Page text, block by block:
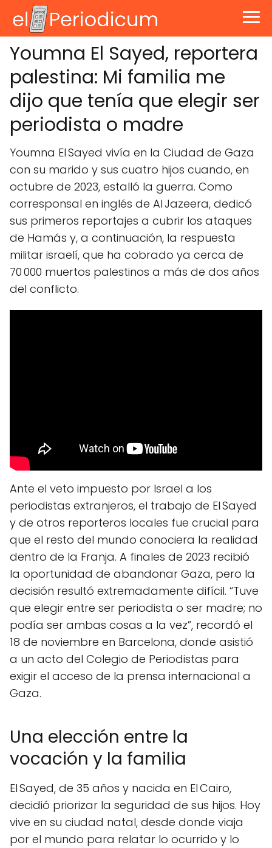
Youmna El Sayed, reportera
palestina: Mi familia me
dijo que tenía que elegir ser
periodista o madre
Youmna El Sayed vivía en la Ciudad de Gaza
con su marido y sus cuatro hijos cuando, en
octubre de 2023, estalló la guerra. Como
corresponsal en inglés de Al Jazeera, dedicó
sus primeros reportajes a cubrir los ataques
de Hamás y, a continuación, la respuesta
militar israelí, que ha cobrado ya cerca de
70 000 muertos palestinos a más de dos años
del conflicto.
Ante el veto impuesto por Israel a los
periodistas extranjeros, el trabajo de El Sayed
y de otros reporteros locales fue crucial para
que el resto del mundo conociera la realidad
dentro de la Franja. A finales de 2023 recibió
la oportunidad de abandonar Gaza, pero la
decisión resultó extremadamente difícil. “Tuve
que elegir entre ser periodista o ser madre; no
podía ser ambas cosas a la vez”, recordó el
18 de noviembre en Barcelona, donde asistió
a un acto del Colegio de Periodistas para
exigir el acceso de la prensa internacional a
Gaza.
Una elección entre la
vocación y la familia
El Sayed, de 35 años y nacida en El Cairo,
decidió priorizar la seguridad de sus hijos. Hoy
vive en su ciudad natal, desde donde viaja
por el mundo para relatar lo ocurrido y lo